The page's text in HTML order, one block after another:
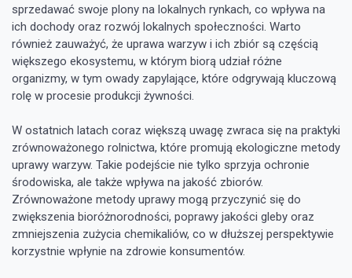
sprzedawać swoje plony na lokalnych rynkach, co wpływa na
ich dochody oraz rozwój lokalnych społeczności. Warto
również zauważyć, że uprawa warzyw i ich zbiór są częścią
większego ekosystemu, w którym biorą udział różne
organizmy, w tym owady zapylające, które odgrywają kluczową
rolę w procesie produkcji żywności.
W ostatnich latach coraz większą uwagę zwraca się na praktyki
zrównoważonego rolnictwa, które promują ekologiczne metody
uprawy warzyw. Takie podejście nie tylko sprzyja ochronie
środowiska, ale także wpływa na jakość zbiorów.
Zrównoważone metody uprawy mogą przyczynić się do
zwiększenia bioróżnorodności, poprawy jakości gleby oraz
zmniejszenia zużycia chemikaliów, co w dłuższej perspektywie
korzystnie wpłynie na zdrowie konsumentów.